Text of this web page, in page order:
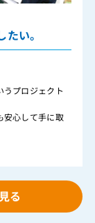
い。
うプロジェクト
安心して手に取
る